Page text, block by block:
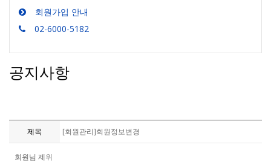
회원가입 안내
02-6000-5182
공지사항
제목 [회원관리]회원정보변경
회원님 제위